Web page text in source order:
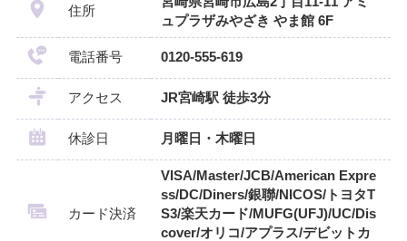
住所
ュプラザみやざき やま館 6F
電話番号 0120-555-619
アクセス JR宮崎駅 徒歩3分
休診日 月曜日・木曜日
カード決済
VISA/Master/JCB/American Expre
ss/DC/Diners/銀聯/NICOS/トヨタT
S3/楽天カード/MUFG(UFJ)/UC/Dis
cover/オリコ/アプラス/デビットカ